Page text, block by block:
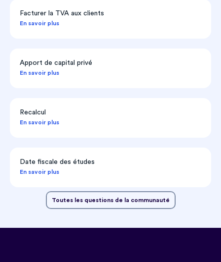
Facturer la TVA aux clients
En savoir plus
Apport de capital privé
En savoir plus
Recalcul
En savoir plus
Date fiscale des études
En savoir plus
Toutes les questions de la communauté